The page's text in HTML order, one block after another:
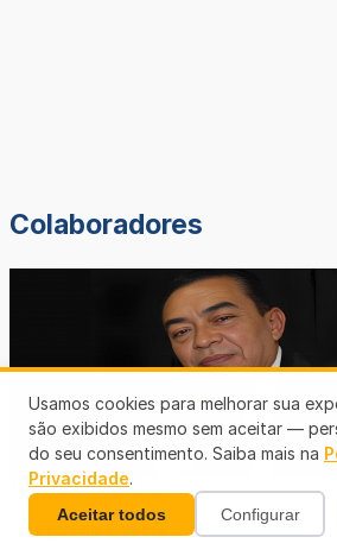
Colaboradores
OSMAR SILVA
OS OTÁRIOS
VALDEMIR CALDAS
Usamos cookies para melhorar sua
são exibidos mesmo sem aceitar —
do seu consentimento. Saiba mais na
Privacidade.
Aceitar todos Configurar